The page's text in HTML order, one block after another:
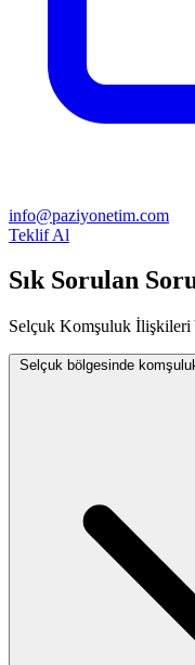
info@paziyonetim.com
Teklif Al
Sık Sorulan
Selçuk Komşuluk İlişkileri
Selçuk bölgesinde